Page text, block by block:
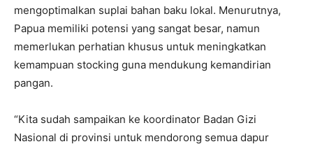
mengoptimalkan suplai bahan baku lokal. Menurutnya,
Papua memiliki potensi yang sangat besar, namun
memerlukan perhatian khusus untuk meningkatkan
kemampuan stocking guna mendukung kemandirian
pangan.
“Kita sudah sampaikan ke koordinator Badan Gizi
Nasional di provinsi untuk mendorong semua dapur